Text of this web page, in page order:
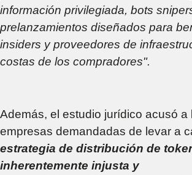
información privilegiada, bots
prelanzamientos diseñados para
insiders y proveedores de
costas de los compradores".
Además, el estudio jurídico acusó a
empresas demandadas de levar a
estrategia de distribución de
inherentemente injusta y